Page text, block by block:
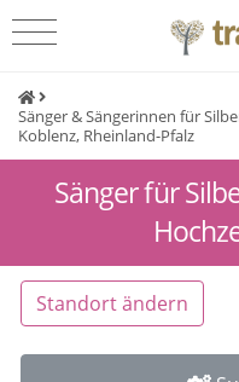
Sänger & Sängerinnen für
Koblenz, Rheinland-Pfalz
Sänger für
Standort ändern